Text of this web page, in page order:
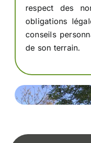
respect des
obligations
conseils
de son terrain.